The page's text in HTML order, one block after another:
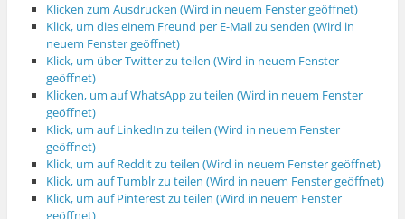
Klicken zum Ausdrucken (Wird in neuem Fenster geöffnet)
Klick, um dies einem Freund per E-Mail zu senden (Wird in
neuem Fenster geöffnet)
Klick, um über Twitter zu teilen (Wird in neuem Fenster
geöffnet)
Klicken, um auf WhatsApp zu teilen (Wird in neuem Fenster
geöffnet)
Klick, um auf LinkedIn zu teilen (Wird in neuem Fenster
geöffnet)
Klick, um auf Reddit zu teilen (Wird in neuem Fenster geöffnet)
Klick, um auf Tumblr zu teilen (Wird in neuem Fenster geöffnet)
Klick, um auf Pinterest zu teilen (Wird in neuem Fenster
geöffnet)